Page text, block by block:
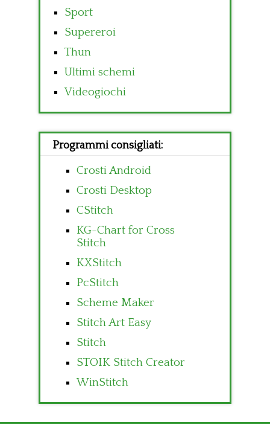
Sport
Supereroi
Thun
Ultimi schemi
Videogiochi
Programmi consigliati:
Crosti Android
Crosti Desktop
CStitch
KG-Chart for Cross
Stitch
KXStitch
PcStitch
Scheme Maker
Stitch Art Easy
Stitch
STOIK Stitch Creator
WinStitch